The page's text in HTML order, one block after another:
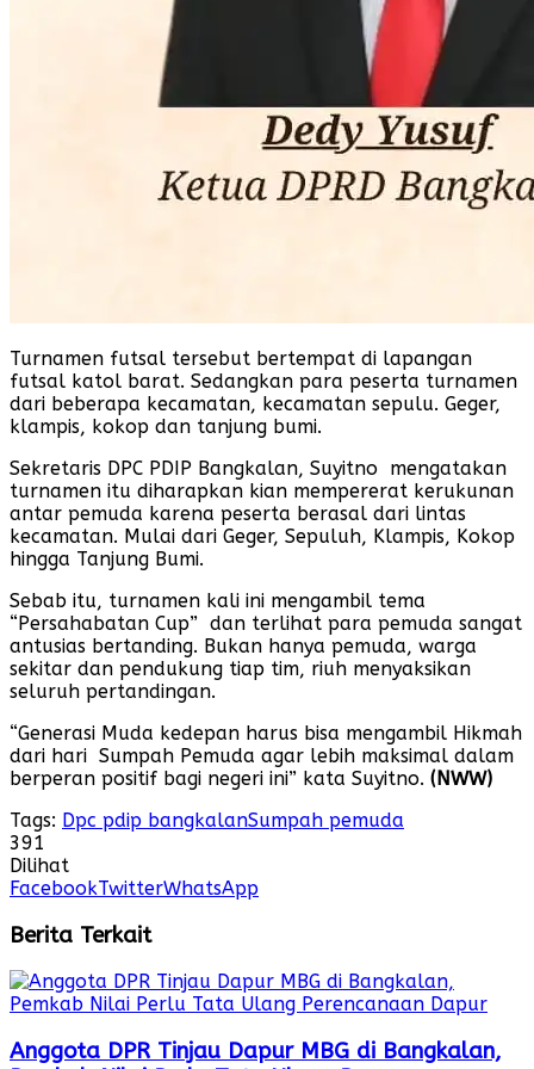
Turnamen futsal tersebut bertempat di lapangan
futsal katol barat. Sedangkan para peserta turnamen
dari beberapa kecamatan, kecamatan sepulu. Geger,
klampis, kokop dan tanjung bumi.
Sekretaris DPC PDIP Bangkalan, Suyitno mengatakan
turnamen itu diharapkan kian mempererat kerukunan
antar pemuda karena peserta berasal dari lintas
kecamatan. Mulai dari Geger, Sepuluh, Klampis, Kokop
hingga Tanjung Bumi.
Sebab itu, turnamen kali ini mengambil tema
“Persahabatan Cup” dan terlihat para pemuda sangat
antusias bertanding. Bukan hanya pemuda, warga
sekitar dan pendukung tiap tim, riuh menyaksikan
seluruh pertandingan.
“Generasi Muda kedepan harus bisa mengambil Hikmah
dari hari Sumpah Pemuda agar lebih maksimal dalam
berperan positif bagi negeri ini” kata Suyitno. (NWW)
Tags: Dpc pdip bangkalanSumpah pemuda
391
Dilihat
FacebookTwitterWhatsApp
Berita Terkait
Anggota DPR Tinjau Dapur MBG di Bangkalan,